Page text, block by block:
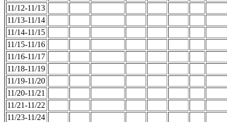
11/12-11/13
11/13-11/14
11/14-11/15
11/15-11/16
11/16-11/17
11/18-11/19
11/19-11/20
11/20-11/21
11/21-11/22
11/23-11/24